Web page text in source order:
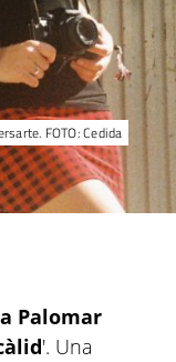
FOTO: Cedida
Palomar
'. Una